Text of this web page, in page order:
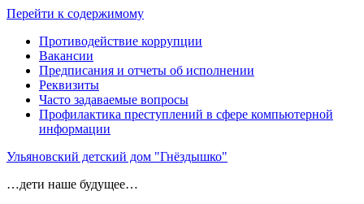
Перейти к содержимому
Противодействие коррупции
Вакансии
Предписания и отчеты об исполнении
Реквизиты
Часто задаваемые вопросы
Профилактика преступлений в сфере компьютерной
информации
Ульяновский детский дом "Гнёздышко"
…дети наше будущее…